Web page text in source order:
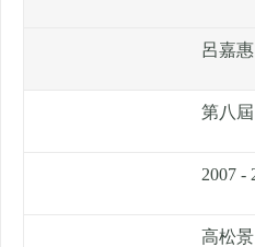
呂嘉惠
第八屆
2007 -
高松景